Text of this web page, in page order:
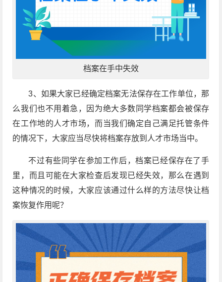
档案在手中失效
3、如果大家已经确定档案无法保存在工作单位，那
么我们也不用着急，因为绝大多数同学档案都会被保存
在工作地的人才市场，而当我们确定自己满足托管条件
的情况下，大家应当尽快将档案存放到人才市场当中。
不过有些同学在参加工作后，档案已经保存在了手
里，而且可能在大家检查后发现已经失效，那么在遇到
这种情况的时候，大家应该通过什么样的方法尽快让档
案恢复作用呢？